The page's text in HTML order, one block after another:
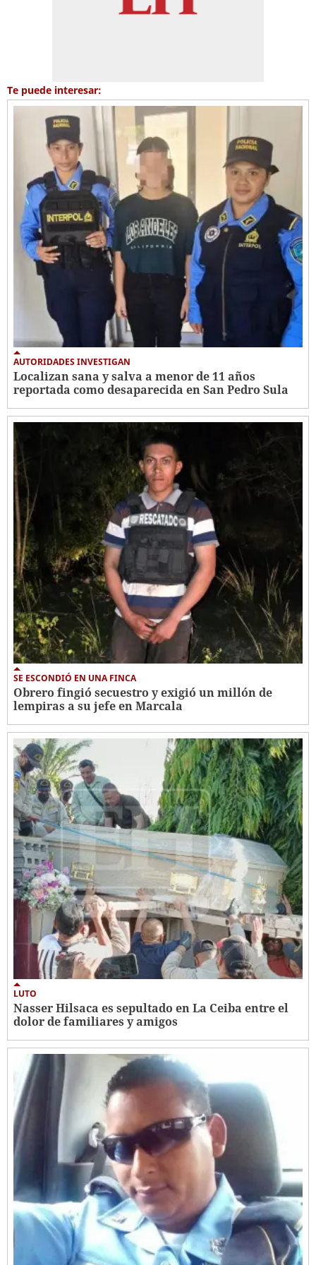
Te puede interesar:
AUTORIDADES INVESTIGAN
Localizan sana y salva a menor de 11 años
reportada como desaparecida en San Pedro Sula
SE ESCONDIÓ EN UNA FINCA
Obrero fingió secuestro y exigió un millón de
lempiras a su jefe en Marcala
LUTO
Nasser Hilsaca es sepultado en La Ceiba entre el
dolor de familiares y amigos